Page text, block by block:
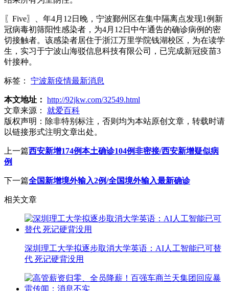
〖Five〗、年4月12日晚，宁波鄞州区在集中隔离点发现1例新
冠病毒初筛阳性感染者，为4月12日中午通告的确诊病例的密
切接触者。该感染者居住于浙江万里学院钱湖校区，为在读学
生，实习于宁波山海驳信息科技有限公司，已完成新冠疫苗3
针接种。
标签： 宁波新疫情最新消息
本文地址： http://92jkw.com/32549.html
文章来源：
就爱百科
版权声明： 除非特别标注，否则均为本站原创文章，转载时请
以链接形式注明文章出处。
上一篇西安新增174例本土确诊104例非密接/西安新增疑似病
例
下一篇全国新增境外输入2例/全国境外输入最新确诊
相关文章
深圳理工大学拟逐步取消大学英语：AI人工智能已可替
代 死记硬背没用